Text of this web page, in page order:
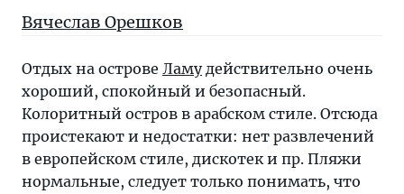
Вячеслав Орешков
Отдых на острове Ламудействительно очень
хороший, спокойный и безопасный.
Колоритный остров в арабском стиле. Отсюда
проистекают и недостатки: нет развлечений
в европейском стиле, дискотек и пр. Пляжи
нормальные, следует только понимать, что